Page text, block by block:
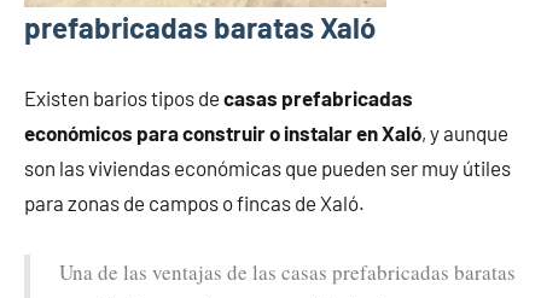
prefabricadas baratas Xaló
Existen barios tipos de casas prefabricadas
económicos para construir o instalar en Xaló, y aunque
son las viviendas económicas que pueden ser muy útiles
para zonas de campos o fincas de Xaló.
Una de las ventajas de las casas prefabricadas baratas